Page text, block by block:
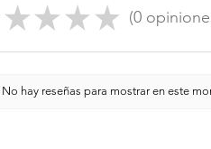
★ ★ ★ ★ 0
0
No hay reseñas para mostrar en este